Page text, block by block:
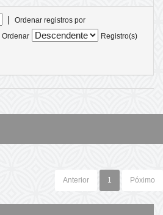
|
Ordenar registros por
Ordenar
Registro(s)
Anterior 1 Póximo